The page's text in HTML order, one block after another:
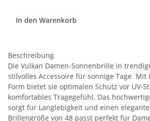
In den Warenkorb
Beschreibung
Die Vulkan Damen-Sonnenbrille in
stilvolles Accessoire für sonnige Tage.
Form bietet sie optimalen Schutz vor UV-
komfortables Tragegefühl. Das
sorgt für Langlebigkeit und einen
Brillengröße von 48 passt perfekt für